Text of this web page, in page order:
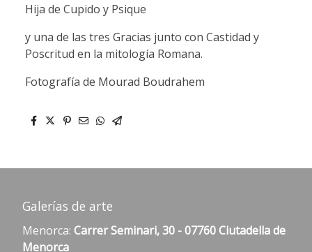
Hija de Cupido y Psique
y una de las tres Gracias junto con Castidad y
Poscritud en la mitología Romana.
Fotografía de Mourad Boudrahem
Galerías de arte
Menorca: Carrer Seminari, 30 - 07760 Ciutadella de
Menorca